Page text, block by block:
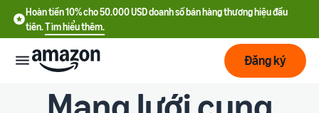
Hoàn tiền 10% cho 50.000 USD doanh số bán hàng thương hiệu đầu
tiên.Tìm hiểu thêm.
Đăng ký